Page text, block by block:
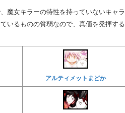
魔女キラーの特性を持っていないキャラ
いるものの貧弱なので、真価を発揮する
アルティメットまどか